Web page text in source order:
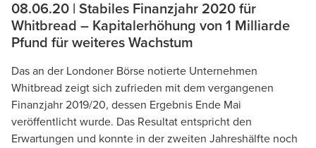
08.06.20 | Stabiles Finanzjahr 2020 für
Whitbread – Kapitalerhöhung von 1 Milliarde
Pfund für weiteres Wachstum
Das an der Londoner Börse notierte Unternehmen
Whitbread zeigt sich zufrieden mit dem vergangenen
Finanzjahr 2019/20, dessen Ergebnis Ende Mai
veröffentlicht wurde. Das Resultat entspricht den
Erwartungen und konnte in der zweiten Jahreshälfte noch